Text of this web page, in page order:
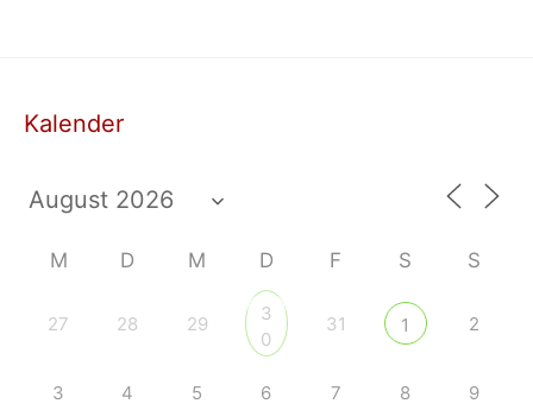
Kalender
M D M D F S S
27 28 29
3
0
31 1 2
3 4 5 6 7 8 9